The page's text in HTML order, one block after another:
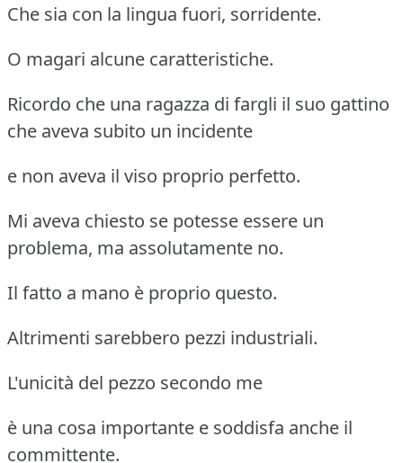
Che sia con la lingua fuori, sorridente.
O magari alcune caratteristiche.
Ricordo che una ragazza di fargli il suo gattino
che aveva subito un incidente
e non aveva il viso proprio perfetto.
Mi aveva chiesto se potesse essere un
problema, ma assolutamente no.
Il fatto a mano è proprio questo.
Altrimenti sarebbero pezzi industriali.
L'unicità del pezzo secondo me
è una cosa importante e soddisfa anche il
committente.